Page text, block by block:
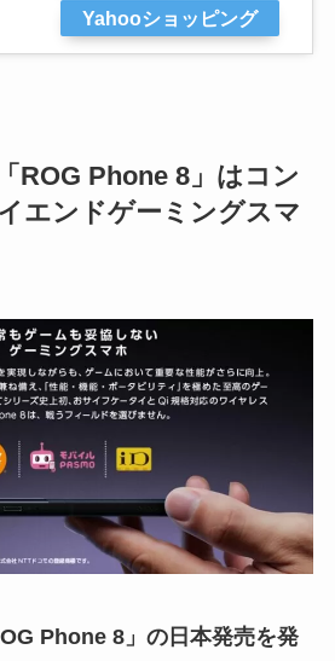
Yahooショッピング
ROG Phone 8」はコン
エンドゲーミングスマ
Phone 8」の日本発売を発